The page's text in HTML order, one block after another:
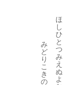
ほ
し
ひ
と
つ
み
え
ぬ
よ
み
ど
り
こ
き
の